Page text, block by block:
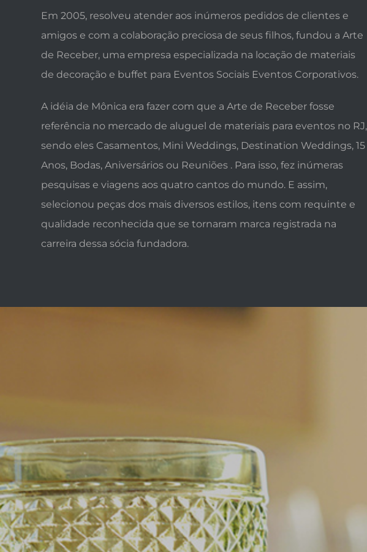
Em 2005, resolveu atender aos inúmeros pedidos de clientes e
amigos e com a colaboração preciosa de seus filhos, fundou a Arte
de Receber, uma empresa especializada na locação de materiais
de decoração e buffet para Eventos Sociais Eventos Corporativos.
A idéia de Mônica era fazer com que a Arte de Receber fosse
referência no mercado de aluguel de materiais para eventos no RJ,
sendo eles Casamentos, Mini Weddings, Destination Weddings, 15
Anos, Bodas, Aniversários ou Reuniões . Para isso, fez inúmeras
pesquisas e viagens aos quatro cantos do mundo. E assim,
selecionou peças dos mais diversos estilos, itens com requinte e
qualidade reconhecida que se tornaram marca registrada na
carreira dessa sócia fundadora.